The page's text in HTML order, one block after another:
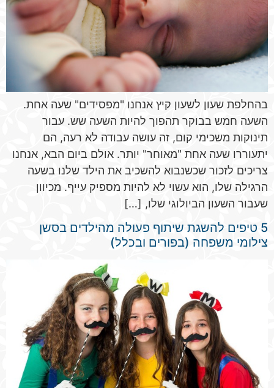
בהחלפת שעון לשעון קיץ אנחנו "מפסידים" שעה אחת.
השעה חמש בבוקר תהפוך להיות השעה שש. עבור
תינוקות משכימי קום, זה עושה עבודה לא רעה, הם
יתעוררו שעה אחת "מאוחר" יותר. אולם ביום הבא, אנחנו
צריכים לזכור שכשנבוא להשכיב את הילד שלנו בשעה
הרגילה שלו, הוא עשוי לא להיות מספיק עייף. מכיוון
שעבור השעון הביולוגי שלו, […]
5 טיפים להשגת שיתוף פעולה מהילדים בסשן
צילומי משפחה (בפורים ובכלל)